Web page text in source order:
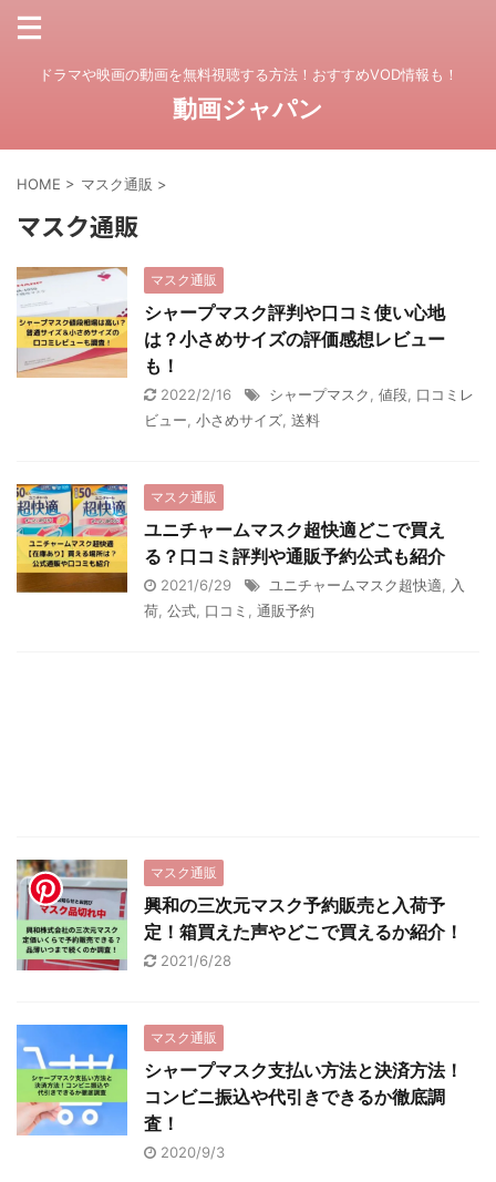
ドラマや映画の動画を無料視聴する方法！おすすめVOD情報も！
動画ジャパン
HOME > マスク通販 >
マスク通販
マスク通販
シャープマスク評判や口コミ使い心地
は？小さめサイズの評価感想レビュー
も！
2022/2/16 シャープマスク 値段 口コミレ
ビュー 小さめサイズ 送料
マスク通販
ユニチャームマスク超快適どこで買え
る？口コミ評判や通販予約公式も紹介
2021/6/29 ユニチャームマスク超快適
入
荷 公式 口コミ 通販予約
マスク通販
興和の三次元マスク予約販売と入荷予
定！箱買えた声やどこで買えるか紹介！
2021/6/28
マスク通販
シャープマスク支払い方法と決済方法！
コンビニ振込や代引きできるか徹底調
査！
2020/9/3